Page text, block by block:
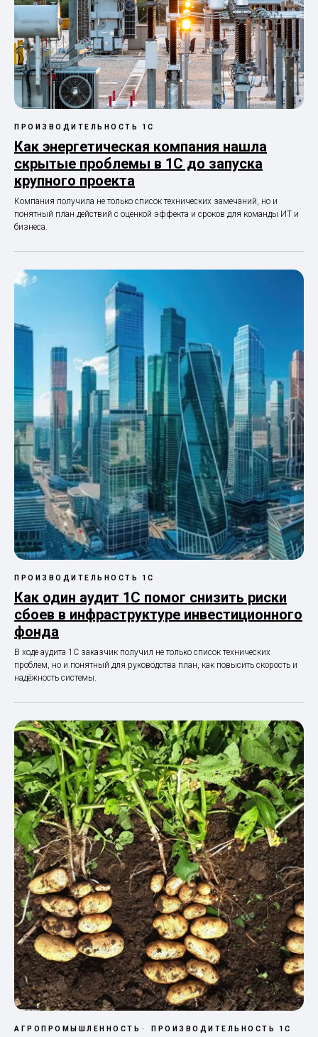
ПРОИЗВОДИТЕЛЬНОСТЬ 1С
Как энергетическая компания нашла
скрытые проблемы в 1С до запуска
крупного проекта
Компания получила не только список технических замечаний, но и
понятный план действий с оценкой эффекта и сроков для команды ИТ и
бизнеса.
ПРОИЗВОДИТЕЛЬНОСТЬ 1С
Как один аудит 1С помог снизить риски
сбоев в инфраструктуре инвестиционного
фонда
В ходе аудита 1С заказчик получил не только список технических
проблем, но и понятный для руководства план, как повысить скорость и
надёжность системы.
АГРОПРОМЫШЛЕННОСТЬ ПРОИЗВОДИТЕЛЬНОСТЬ 1С